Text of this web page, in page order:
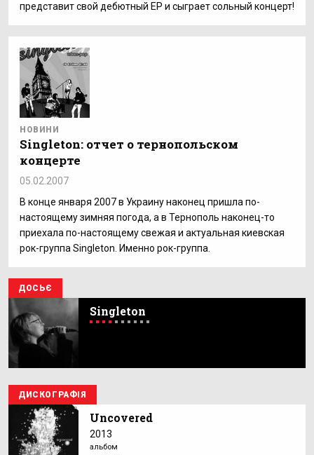
представит свой дебютный ЕР и сыграет сольный концерт!
НОВИНИ
Singleton: отчет о тернопольском
концерте
05.02.2007
В конце января 2007 в Украину наконец пришла по-
настоящему зимняя погода, а в Тернополь наконец-то
приехала по-настоящему свежая и актуальная киевская
рок-группа Singleton. Именно рок-группа.
ДОСЬЄ
Singleton
ДИСКОГРАФІЯ
Uncovered
2013
альбом